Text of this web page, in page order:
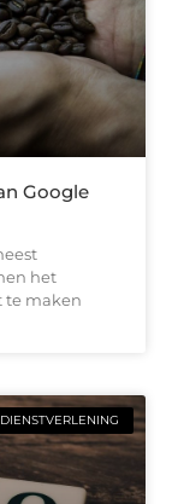
Google
het
te maken